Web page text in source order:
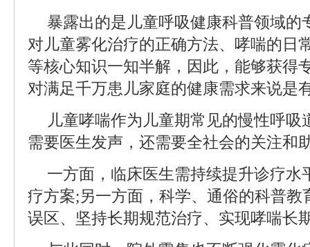
暴露出的是儿童呼吸健康科普领域
对儿童雾化治疗的正确方法、哮喘的日
等核心知识一知半解，因此，能够获得
对满足千万患儿家庭的健康需求来说是
儿童哮喘作为儿童期常见的慢性呼吸
需要医生发声，还需要全社会的关注和
一方面，临床医生需持续提升诊疗水
疗方案;另一方面，科学、通俗的科普教
误区、坚持长期规范治疗、实现哮喘长